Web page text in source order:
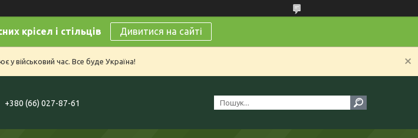
крісел і стільців Дивитися на сайті
у військовий час. Все буде Україна!
+380 (66) 027-87-61